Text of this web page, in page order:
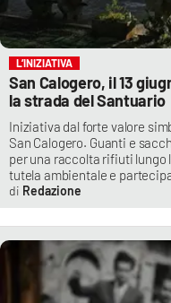
L’INIZIATIVA
San Calogero, il 13
la strada del Santuario
Iniziativa dal forte valore
San Calogero. Guanti e
per una raccolta rifiuti lungo
tutela ambientale e
Redazione